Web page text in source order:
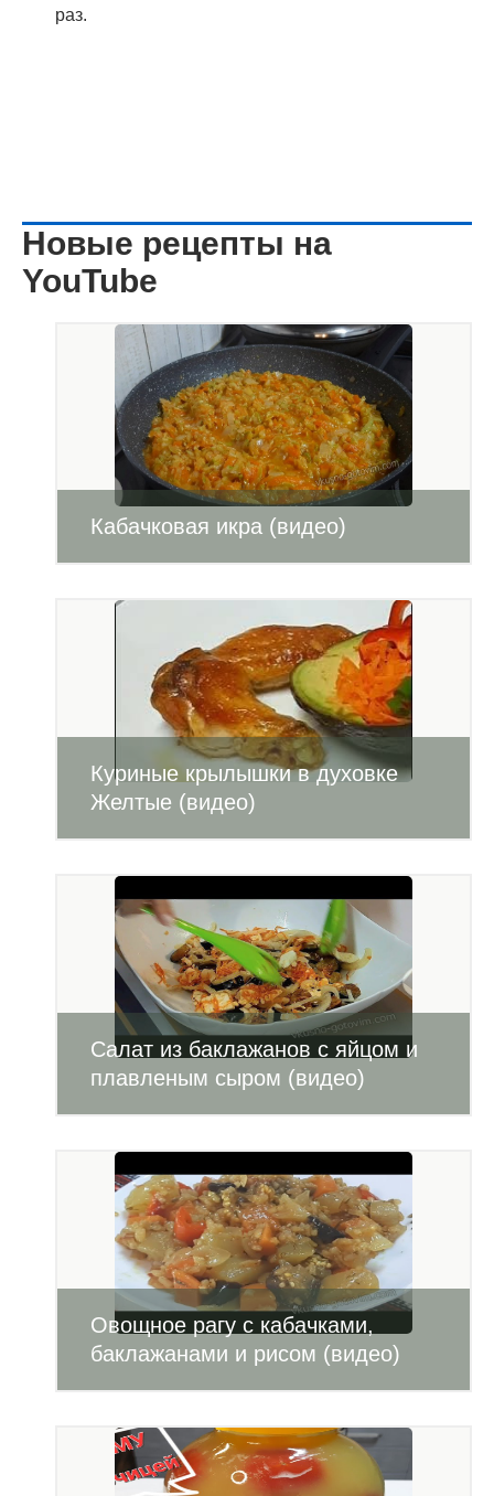
раз.
Новые рецепты на
YouTube
Кабачковая икра (видео)
Куриные крылышки в духовке
Желтые (видео)
Салат из баклажанов с яйцом и
плавленым сыром (видео)
Овощное рагу с кабачками,
баклажанами и рисом (видео)